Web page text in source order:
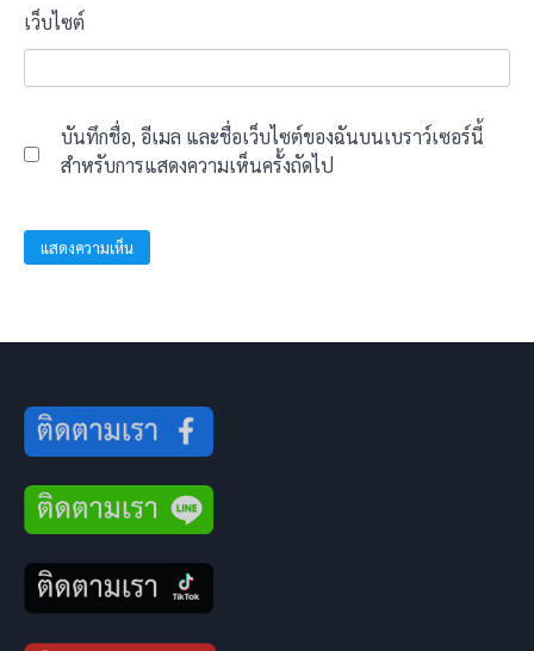
เว็บไซต์
บันทึกชื่อ, อีเมล และชื่อเว็บไซต์ของฉันบนเบราว์เซอร์นี้
สำหรับการแสดงความเห็นครั้งถัดไป